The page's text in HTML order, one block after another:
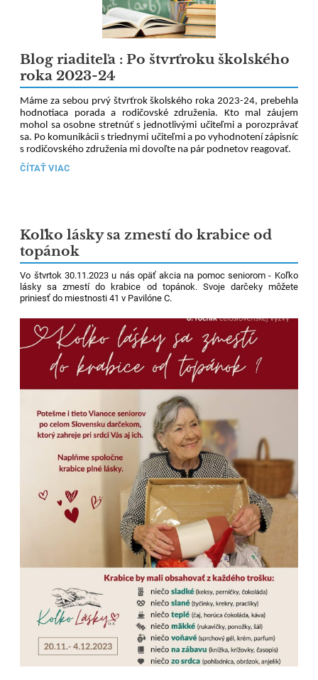
Blog riaditeľa : Po štvrťroku školského
roka 2023-24
Máme za sebou prvý štvrťrok školského roka 2023-24, prebehla
hodnotiaca porada a rodičovské združenia. Kto mal záujem
mohol sa osobne stretnúť s jednotlivými učiteľmi a porozprávať
sa. Po komunikácii s triednymi učiteľmi a po vyhodnotení zápisníc
s rodičovského združenia mi dovoľte na pár podnetov reagovať.
BLOG
ROKA
2023-
24:
ČÍTAŤ VIAC
Koľko lásky sa zmestí do krabice od
topánok
Vo štvrtok 30.11.2023 u nás opäť akcia na pomoc seniorom - Koľko
lásky sa zmestí do krabice od topánok. Svoje darčeky môžete
priniesť do miestnosti 41 v Pavilóne C.